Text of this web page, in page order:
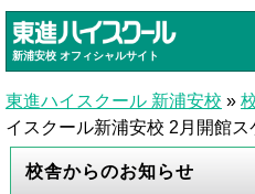
新浦安校 オフィシャルサイト
東進ハイスクール 新浦安校 »
イスクール新浦安校 2月開館ス
校舎からのお知らせ